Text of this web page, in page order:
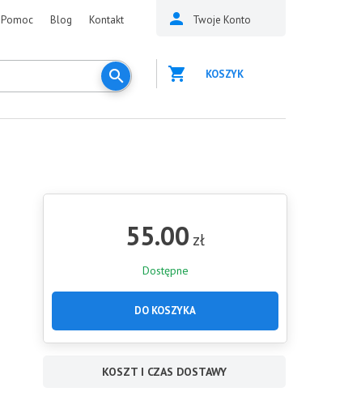
Pomoc Blog Kontakt Twoje Konto
KOSZYK
55.00 zł
Dostępne
DO KOSZYKA
KOSZT I CZAS DOSTAWY